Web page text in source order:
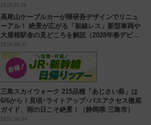
2026.01.24
高尾山ケーブルカーが隈研吾デザインでリニュ
ーアル！ 絶景が広がる「架線レス」新型車両や
大屋根駅舎の見どころを解説（2028年春デビュ
ー）
2026.06.17
三島スカイウォーク 215品種「あじさい祭」は
6/6から！見頃･ライトアップ･バスアクセス徹底
ガイド、雨の日こそ絶景！（静岡県 三島市）
2026.06.04